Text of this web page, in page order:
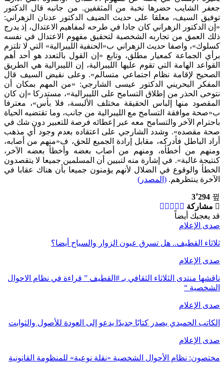
جعفر الشايب حضرها نخبة من المثقفين. من جانبه قال الدكتور
توفيق السيف، معلقا على حديث الضيف الدكتور عدنان الزهراني:
«إن الدكتور الزهراني كان جادا في طرحه لمفاهيم الاعتدال، إذ يدرج
ذلك العمق من تجاربه الشخصية لتحقيق مفهوم الاعتدال في نفسه
كسلوك»، واصفا حديث الزهراني ب«الحنفية الليبرالية» التي لا تلتزم
برأي الجماعة كمعيار مطلق، وتابع «إن القول بالتعدد هو أحد أهم
القواعد الهامة التي تقوم عليها الليبرالية، إن الليبرالية هي الطريق
الصحيح لإقامة نظام اجتماعي متسالم». وعلى نقيض السيف قال
المفكر البحريني الدكتور عيسى الشارجي: «من المهم بمكان أن
نتوخى الحذر من إطلاق التسامح على الليبرالية»، مستدركا «إن كان
المقصود منها إلباس الحقيقة مختلف الألبسة، فلا بأس»، معترفا
ب«صحة موافقة التسامح مع الليبرالية من جانب، وما تقتضيه الحياة
باحترام الآخر والتسامح معه عبر إعطائه فرصة للتعبير دون شك في
صحة مقصده». وشدد الشارجي على اعتقاده بعدم وجود أي مذهب
أراد الباطل فأدركه، مقابل إرادة الجميع للحق، ف«منهم من أصابه،
ومنهم من أخطأه، ومنهم من أصاب بعضه وأخطأ بعضه الآخر،
كنتيجة غالبة». في إشارة منه لتبيين أن المسلمين جميعا لا يتقصدون
الخطأ والوقوع في الضلال لأنهم يؤمنون جميعا بأن هناك عقابا في
الآخرة ينتظرهم. (المصدر)
3٬294
مشاركة
قد يعجبك أيضاً
صدى الإعلام
ثلاثاء القطيف.. هل تسرق عيون الزوار والسياح أيضا؟
صدى الإعلام
ناقشها منتدى الثلاثاء الثقافي بـ #القطيف ” قراءة في نظام الاحوال
الشخصية “
صدى الإعلام
الكاتب الحميدي يصدر كتابًا جديدًا يدعو إلى العودة للأصول والثوابت
صدى الإعلام
مختصون: نظام الأحوال الشخصية «نقلة نوعية» للمنظومة القانونية